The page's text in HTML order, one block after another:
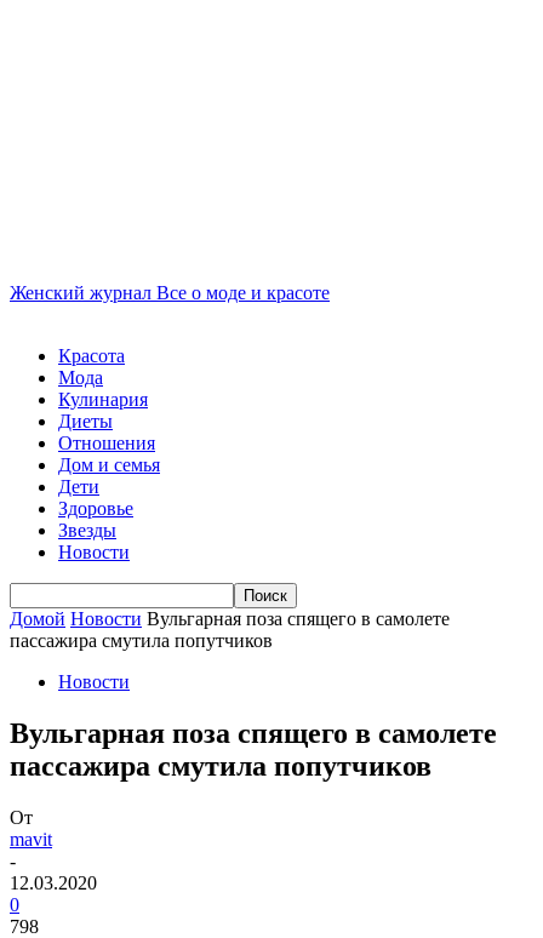
Женский журнал Все о моде и красоте
Красота
Мода
Кулинария
Диеты
Отношения
Дом и семья
Дети
Здоровье
Звезды
Новости
Домой Новости Вульгарная поза спящего в самолете
пассажира смутила попутчиков
Новости
Вульгарная поза спящего в самолете
пассажира смутила попутчиков
От
mavit
-
12.03.2020
0
798